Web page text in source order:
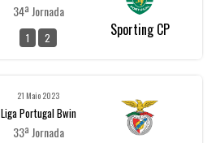
34ª Jornada
1 2 Sporting CP
21 Maio 2023
Liga Portugal Bwin
33ª Jornada